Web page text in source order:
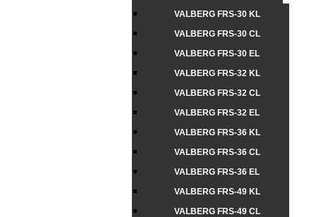
VALBERG FRS-30 KL
VALBERG FRS-30 CL
VALBERG FRS-30 EL
VALBERG FRS-32 KL
VALBERG FRS-32 CL
VALBERG FRS-32 EL
VALBERG FRS-36 KL
VALBERG FRS-36 CL
VALBERG FRS-36 EL
VALBERG FRS-49 KL
VALBERG FRS-49 CL